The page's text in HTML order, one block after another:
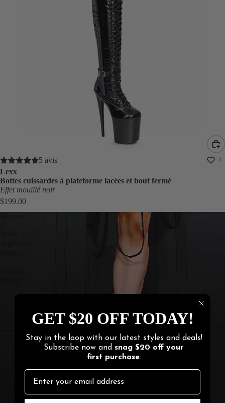
5 avis 4
Lexx
Bottes cuissardes à plateforme lacées et bout fermé
Effet mouillé noir
$199.00
GET $20 OFF TODAY!
Stay in the loop with our latest styles and deals!
Subscribe now and snag $20 off your
first purchase.